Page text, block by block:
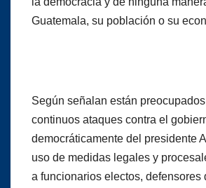
Guatemala, su población o su
Según señalan están
continuos ataques contra el
democráticamente del presidente
uso de medidas legales y
a funcionarios electos, defensores